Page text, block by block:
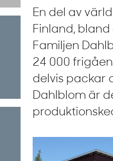
En del av
Finland,
Familjen
24 000
delvis packar
Dahlblom är